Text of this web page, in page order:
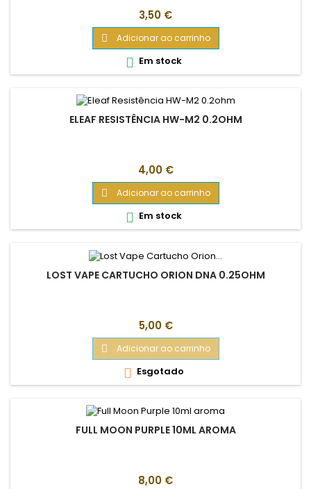
Preço
3,50 €
 Adicionar ao carrinho
 Em stock
ELEAF RESISTÊNCIA HW-M2 0.2OHM
Preço
4,00 €
 Adicionar ao carrinho
 Em stock
LOST VAPE CARTUCHO ORION DNA 0.25OHM
Preço
5,00 €
 Adicionar ao carrinho
 Esgotado
FULL MOON PURPLE 10ML AROMA
Preço
8,00 €